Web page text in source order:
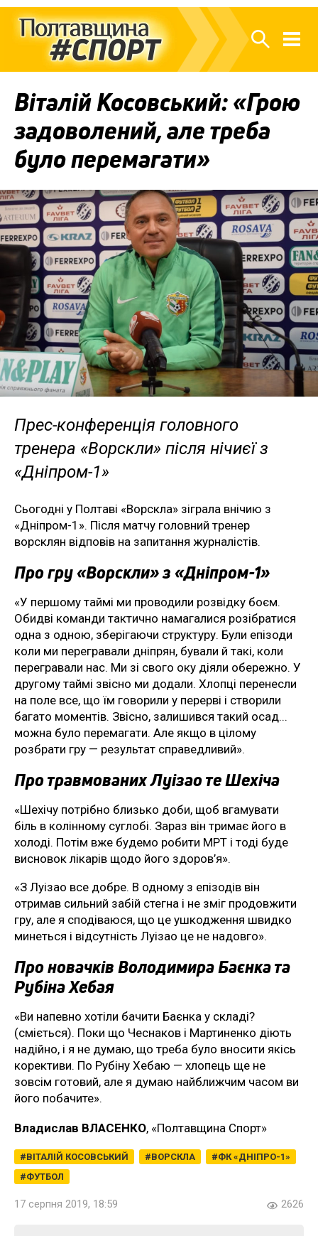
Віталій Косовський: «Грою
задоволений, але треба
було перемагати»
Прес-конференція головного
тренера «Ворскли» після нічиєї з
«Дніпром-1»
Сьогодні у Полтаві «Ворскла» зіграла внічию з
«Дніпром-1». Після матчу головний тренер
ворсклян відповів на запитання журналістів.
Про гру «Ворскли» з «Дніпром-1»
«У першому таймі ми проводили розвідку боєм.
Обидві команди тактично намагалися розібратися
одна з одною, зберігаючи структуру. Були епізоди
коли ми перегравали дніпрян, бували й такі, коли
перегравали нас. Ми зі свого оку діяли обережно. У
другому таймі звісно ми додали. Хлопці перенесли
на поле все, що їм говорили у перерві і створили
багато моментів. Звісно, залишився такий осад...
можна було перемагати. Але якщо в цілому
розбрати гру — результат справедливий».
Про травмованих Луізао те Шехіча
«Шехічу потрібно близько доби, щоб вгамувати
біль в колінному суглобі. Зараз він тримає його в
холоді. Потім вже будемо робити МРТ і тоді буде
висновок лікарів щодо його здоров’я».
«З Луізао все добре. В одному з епізодів він
отримав сильний забій стегна і не зміг продовжити
гру, але я сподіваюся, що це ушкодження швидко
минеться і відсутність Луізао це не надовго».
Про новачків Володимира Баєнка та
Рубіна Хебая
«Ви напевно хотіли бачити Баєнка у складі?
(сміється). Поки що Чеснаков і Мартиненко діють
надійно, і я не думаю, що треба було вносити якісь
корективи. По Рубіну Хебаю — хлопець ще не
зовсім готовий, але я думаю найближчим часом ви
його побачите».
Владислав ВЛАСЕНКО, «Полтавщина Спорт»
ВІТАЛІЙ КОСОВСЬКИЙ ВОРСКЛА
ФК «ДНІПРО-1»
ФУТБОЛ
17 серпня 2019, 18:59 2626